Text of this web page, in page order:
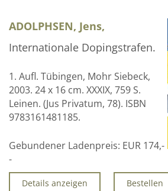
ADOLPHSEN, Jens,
Internationale Dopingstrafen.
1. Aufl. Tübingen, Mohr Siebeck,
2003. 24 x 16 cm. XXXIX, 759 S.
Leinen. (Jus Privatum, 78). ISBN
9783161481185.
Gebundener Ladenpreis: EUR 174,-
-
Details anzeigen Bestellen